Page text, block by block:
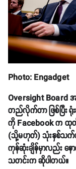
Photo: Engadget
Oversight Board
တည်လိုက်တာ ဖြစ်ပြီး ရုံး
ကို Facebook က ထုတ်ပ
(သို့မဟုတ်) သုံးနှစ်သက်တမ်
ကုန်ဆုံးချိန်မှာလည်း န
သတင်းက ဆိုပါတယ်။